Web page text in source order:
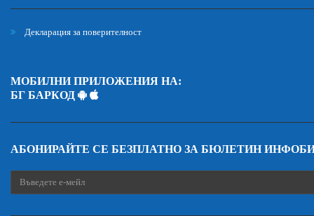
Декларация за поверителност
МОБИЛНИ ПРИЛОЖЕНИЯ НА:
БГ БАРКОД
АБОНИРАЙТЕ СЕ БЕЗПЛАТНО ЗА БЮЛЕТИН